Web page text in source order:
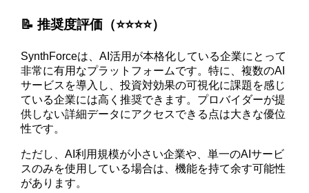
📝 推奨度評価（⭐️⭐️⭐️⭐️）
SynthForceは、AI活用が本格化している企業にとって
非常に有用なプラットフォームです。特に、複数のAI
サービスを導入し、投資対効果の可視化に課題を感じ
ている企業には高く推奨できます。プロバイダーが提
供しない詳細データにアクセスできる点は大きな優位
性です。
ただし、AI利用規模が小さい企業や、単一のAIサービ
スのみを使用している場合は、機能を持て余す可能性
があります。